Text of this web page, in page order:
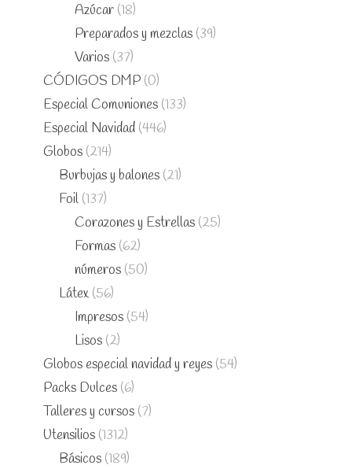
Azúcar (18)
Preparados y mezclas (39)
Varios (37)
CÓDIGOS DMP (0)
Especial Comuniones (133)
Especial Navidad (446)
Globos (214)
Burbujas y balones (21)
Foil (137)
Corazones y Estrellas (25)
Formas (62)
números (50)
Látex (56)
Impresos (54)
Lisos (2)
Globos especial navidad y reyes (54)
Packs Dulces (6)
Talleres y cursos (7)
Utensilios (1312)
Básicos (189)